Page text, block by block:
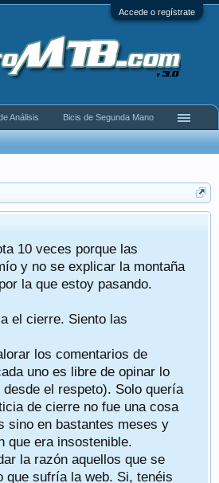
Accede o regístrate
10 veces porque las
y no se explicar la montaña
la que estoy pasando.
el cierre. Siento las
los comentarios de
uno es libre de opinar lo
el respeto). Solo quería
de cierre no fue una cosa
sino en bastantes meses y
que era insostenible.
la razón aquellos que se
que sufría la web. Si, tenéis
Análisis Bicis de Segunda Mano